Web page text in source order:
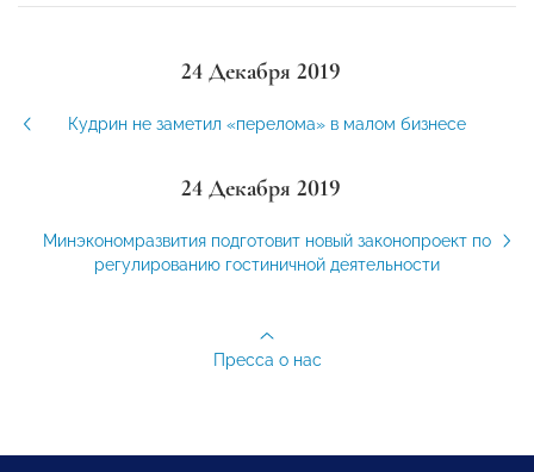
24 Декабря 2019
Кудрин не заметил «перелома» в малом бизнесе
24 Декабря 2019
Минэкономразвития подготовит новый законопроект по
регулированию гостиничной деятельности
Пресса о нас